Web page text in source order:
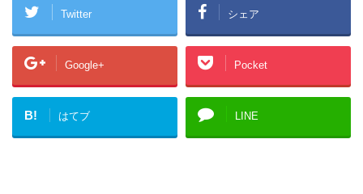
Twitter シェア
Google+ Pocket
B! はてブ LINE